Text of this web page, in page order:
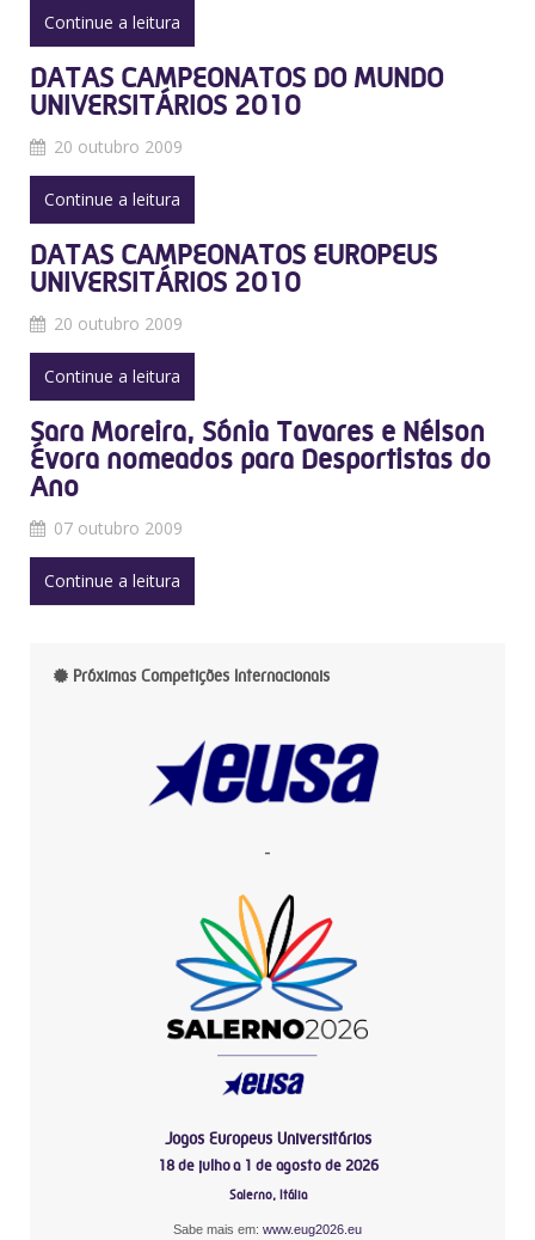
Continue a leitura
DATAS CAMPEONATOS DO MUNDO
UNIVERSITÁRIOS 2010
20 outubro 2009
Continue a leitura
DATAS CAMPEONATOS EUROPEUS
UNIVERSITÁRIOS 2010
20 outubro 2009
Continue a leitura
Sara Moreira, Sónia Tavares e Nélson
Évora nomeados para Desportistas do
Ano
07 outubro 2009
Continue a leitura
Próximas Competições Internacionais
-
Jogos Europeus Universitários
18 de julho a 1 de agosto de 2026
Salerno, Itália
Sabe mais em: www.eug2026.eu